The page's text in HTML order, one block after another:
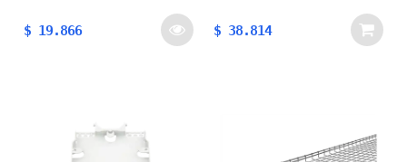
80°CAprobaciones:
Poliamida (Nylon
66)Grado de
$ 19.866
para evitar la
intensidad de la
$ 38.814